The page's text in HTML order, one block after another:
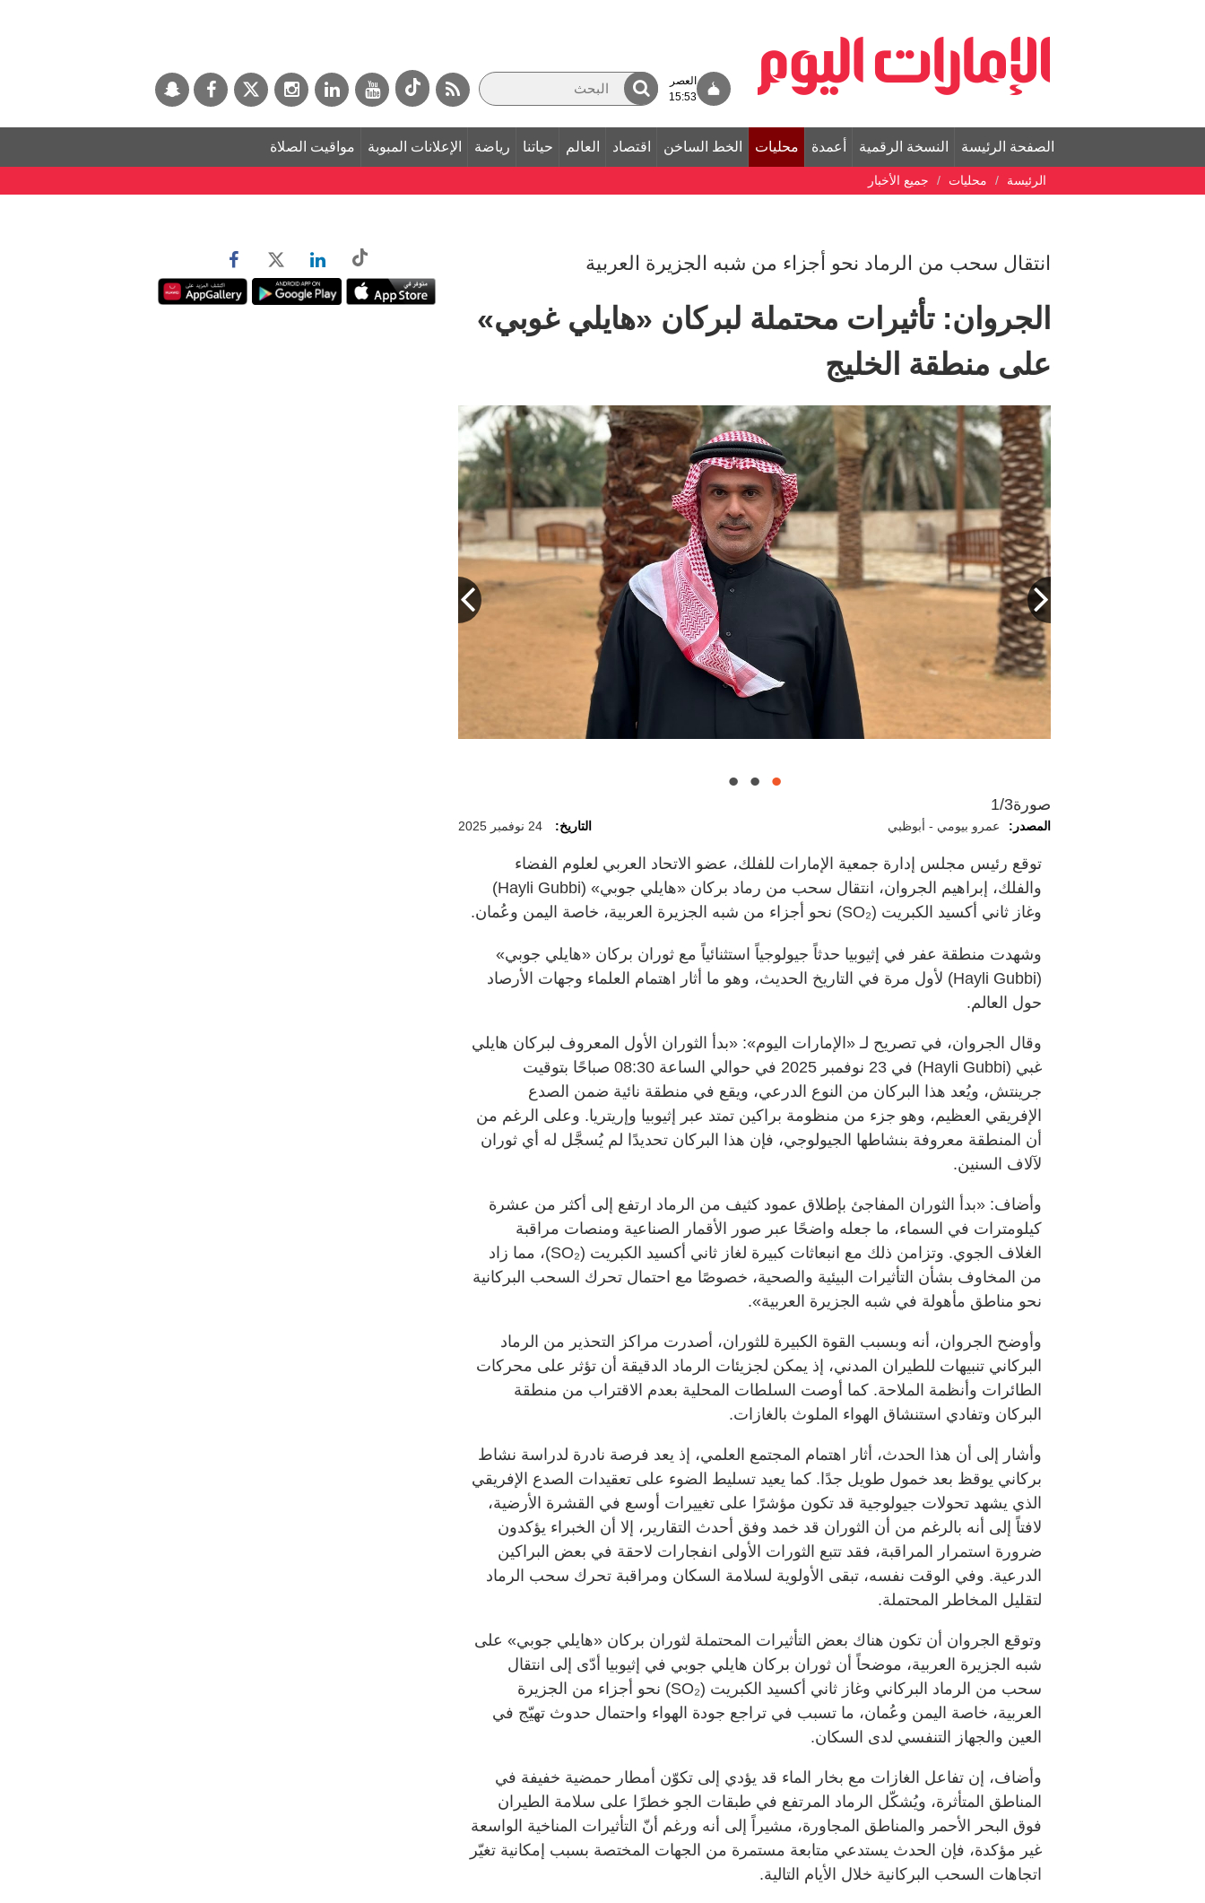
العصر
15:53
الصفحة الرئيسة النسخة الرقمية أعمدة محليات الخط الساخن اقتصاد العالم حياتنا رياضة الإعلانات المبوبة مواقيت الصلاة
الرئيسة محليات جميع الأخبار
انتقال سحب من الرماد نحو أجزاء من شبه الجزيرة العربية
الجروان: تأثيرات محتملة لبركان «هايلي غوبي»
على منطقة الخليج
صورة1/3
المصدر: عمرو بيومي - أبوظبي التاريخ: 24 نوفمبر 2025
توقع رئيس مجلس إدارة جمعية الإمارات للفلك، عضو الاتحاد العربي لعلوم الفضاء
والفلك، إبراهيم الجروان، انتقال سحب من رماد بركان «هايلي جوبي» (Hayli Gubbi)
وغاز ثاني أكسيد الكبريت (SO₂) نحو أجزاء من شبه الجزيرة العربية، خاصة اليمن وعُمان.
وشهدت منطقة عفر في إثيوبيا حدثاً جيولوجياً استثنائياً مع ثوران بركان «هايلي جوبي»
(Hayli Gubbi) لأول مرة في التاريخ الحديث، وهو ما أثار اهتمام العلماء وجهات الأرصاد
حول العالم.
وقال الجروان، في تصريح لـ «الإمارات اليوم»: «بدأ الثوران الأول المعروف لبركان هايلي
غبي (Hayli Gubbi) في 23 نوفمبر 2025 في حوالي الساعة 08:30 صباحًا بتوقيت
جرينتش، ويُعد هذا البركان من النوع الدرعي، ويقع في منطقة نائية ضمن الصدع
الإفريقي العظيم، وهو جزء من منظومة براكين تمتد عبر إثيوبيا وإريتريا. وعلى الرغم من
أن المنطقة معروفة بنشاطها الجيولوجي، فإن هذا البركان تحديدًا لم يُسجَّل له أي ثوران
لآلاف السنين.
وأضاف: «بدأ الثوران المفاجئ بإطلاق عمود كثيف من الرماد ارتفع إلى أكثر من عشرة
كيلومترات في السماء، ما جعله واضحًا عبر صور الأقمار الصناعية ومنصات مراقبة
الغلاف الجوي. وتزامن ذلك مع انبعاثات كبيرة لغاز ثاني أكسيد الكبريت (SO₂)، مما زاد
من المخاوف بشأن التأثيرات البيئية والصحية، خصوصًا مع احتمال تحرك السحب البركانية
نحو مناطق مأهولة في شبه الجزيرة العربية».
وأوضح الجروان، أنه وبسبب القوة الكبيرة للثوران، أصدرت مراكز التحذير من الرماد
البركاني تنبيهات للطيران المدني، إذ يمكن لجزيئات الرماد الدقيقة أن تؤثر على محركات
الطائرات وأنظمة الملاحة. كما أوصت السلطات المحلية بعدم الاقتراب من منطقة
البركان وتفادي استنشاق الهواء الملوث بالغازات.
وأشار إلى أن هذا الحدث، أثار اهتمام المجتمع العلمي، إذ يعد فرصة نادرة لدراسة نشاط
بركاني يوقظ بعد خمول طويل جدًا. كما يعيد تسليط الضوء على تعقيدات الصدع الإفريقي
الذي يشهد تحولات جيولوجية قد تكون مؤشرًا على تغييرات أوسع في القشرة الأرضية،
لافتاً إلى أنه بالرغم من أن الثوران قد خمد وفق أحدث التقارير، إلا أن الخبراء يؤكدون
ضرورة استمرار المراقبة، فقد تتبع الثورات الأولى انفجارات لاحقة في بعض البراكين
الدرعية. وفي الوقت نفسه، تبقى الأولوية لسلامة السكان ومراقبة تحرك سحب الرماد
لتقليل المخاطر المحتملة.
وتوقع الجروان أن تكون هناك بعض التأثيرات المحتملة لثوران بركان «هايلي جوبي» على
شبه الجزيرة العربية، موضحاً أن ثوران بركان هايلي جوبي في إثيوبيا أدّى إلى انتقال
سحب من الرماد البركاني وغاز ثاني أكسيد الكبريت (SO₂) نحو أجزاء من الجزيرة
العربية، خاصة اليمن وعُمان، ما تسبب في تراجع جودة الهواء واحتمال حدوث تهيّج في
العين والجهاز التنفسي لدى السكان.
وأضاف، إن تفاعل الغازات مع بخار الماء قد يؤدي إلى تكوّن أمطار حمضية خفيفة في
المناطق المتأثرة، ويُشكّل الرماد المرتفع في طبقات الجو خطرًا على سلامة الطيران
فوق البحر الأحمر والمناطق المجاورة، مشيراً إلى أنه ورغم أنّ التأثيرات المناخية الواسعة
غير مؤكدة، فإن الحدث يستدعي متابعة مستمرة من الجهات المختصة بسبب إمكانية تغيّر
اتجاهات السحب البركانية خلال الأيام التالية.